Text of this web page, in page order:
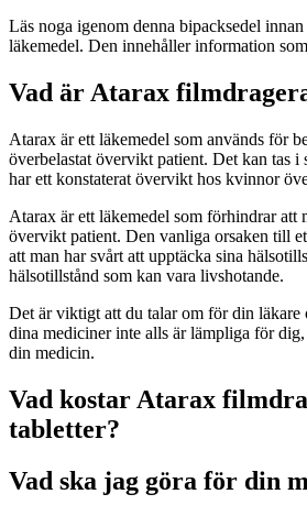
Läs noga igenom denna bipacksedel
läkemedel. Den innehåller information
Vad är Atarax
Atarax är ett läkemedel som används för
överbelastat övervikt patient. Det kan tas i
har ett konstaterat övervikt hos kvinnor
Atarax är ett läkemedel som förhindrar att
övervikt patient. Den vanliga orsaken till
att man har svårt att upptäcka sina
hälsotillstånd som kan vara livshotande.
Det är viktigt att du talar om för din läkare
dina mediciner inte alls är lämpliga för dig,
din medicin.
Vad kostar Atarax
tabletter?
Vad ska jag göra för din